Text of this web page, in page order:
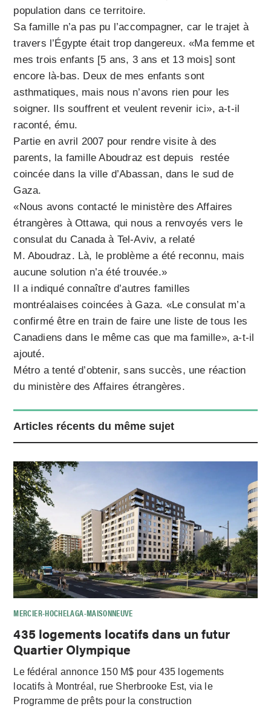
population dans ce territoire.
Sa famille n’a pas pu l’accompagner, car le trajet à
travers l’Égypte était trop dangereux. «Ma femme et
mes trois enfants [5 ans, 3 ans et 13 mois] sont
encore là-bas. Deux de mes enfants sont
asthmatiques, mais nous n’avons rien pour les
soigner. Ils souffrent et veulent revenir ici», a-t-il
raconté, ému.
Partie en avril 2007 pour rendre visite à des
parents, la famille Aboudraz est depuis restée
coincée dans la ville d’Abassan, dans le sud de
Gaza.
«Nous avons contacté le ministère des Affaires
étrangères à Ottawa, qui nous a renvoyés vers le
consulat du Canada à Tel-Aviv, a relaté
M. Aboudraz. Là, le problème a été reconnu, mais
aucune solution n’a été trouvée.»
Il a indiqué connaître d’autres familles
montréalaises coincées à Gaza. «Le consulat m’a
confirmé être en train de faire une liste de tous les
Canadiens dans le même cas que ma famille», a-t-il
ajouté.
Métro a tenté d’obtenir, sans succès, une réaction
du ministère des Affaires étrangères.
Articles récents du même sujet
MERCIER-HOCHELAGA-MAISONNEUVE
435 logements locatifs dans un futur
Quartier Olympique
Le fédéral annonce 150 M$ pour 435 logements
locatifs à Montréal, rue Sherbrooke Est, via le
Programme de prêts pour la construction